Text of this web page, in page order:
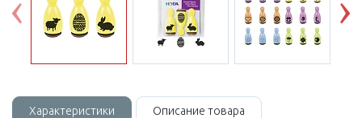
Previous
Характеристики Описание товара